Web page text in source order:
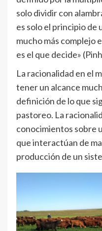
solo dividir con
es solo el principio de
mucho más complejo
es el que decide»
La racionalidad en el
tener un alcance
definición de lo que
pastoreo. La
conocimientos sobre
que interactúan de
producción de un